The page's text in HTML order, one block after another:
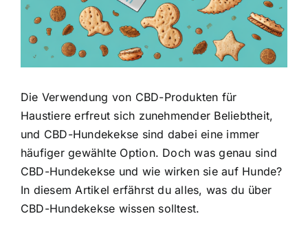
Die Verwendung von CBD-Produkten für
Haustiere erfreut sich zunehmender Beliebtheit,
und CBD-Hundekekse sind dabei eine immer
häufiger gewählte Option. Doch was genau sind
CBD-Hundekekse und wie wirken sie auf Hunde?
In diesem Artikel erfährst du alles, was du über
CBD-Hundekekse wissen solltest.